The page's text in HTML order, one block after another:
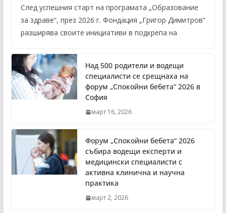
След успешния старт на програмата „Образование
за здраве“, през 2026 г. Фондация „Григор Димитров“
разширява своите инициативи в подкрепа на
Над 500 родители и водещи
специалисти се срещнаха на
форум „Спокойни бебета“ 2026 в
София
март 16, 2026
Форум „Спокойни бебета“ 2026
събира водещи експерти и
медицински специалисти с
активна клинична и научна
практика
март 2, 2026